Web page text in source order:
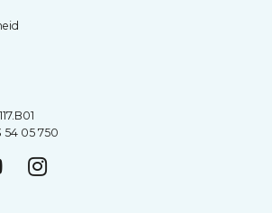
54 05 750